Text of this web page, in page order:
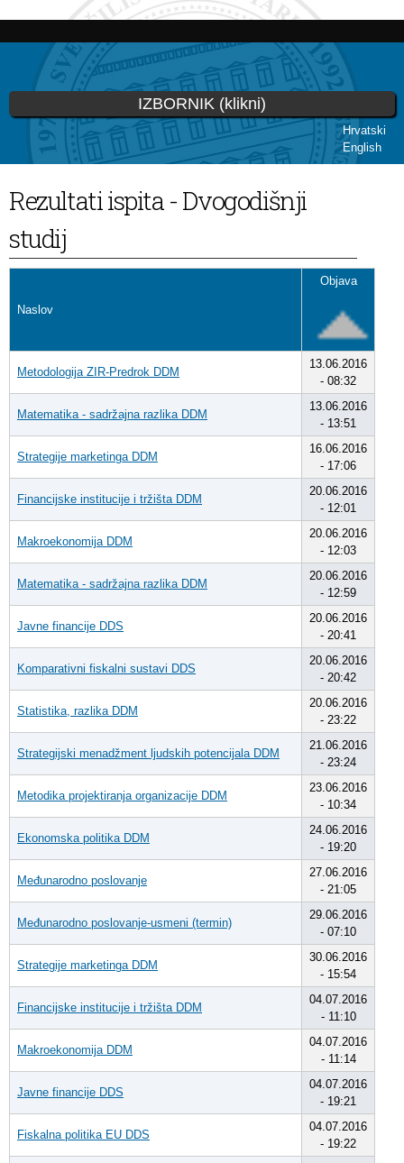
Skoči
glavni
sadržaj
Hrvatski
English
IZBORNIK (klikni)
Vi ste ovdje
Rezultati ispita - Dvogodišnji
studij
Naslov
Objava
Metodologija ZIR-Predrok DDM
13.06.2016
- 08:32
Matematika - sadržajna razlika DDM
13.06.2016
- 13:51
Strategije marketinga DDM
16.06.2016
- 17:06
Financijske institucije i tržišta DDM
20.06.2016
- 12:01
Makroekonomija DDM
20.06.2016
- 12:03
Matematika - sadržajna razlika DDM
20.06.2016
- 12:59
Javne financije DDS
20.06.2016
- 20:41
Komparativni fiskalni sustavi DDS
20.06.2016
- 20:42
Statistika, razlika DDM
20.06.2016
- 23:22
Strategijski menadžment ljudskih potencijala DDM
21.06.2016
- 23:24
Metodika projektiranja organizacije DDM
23.06.2016
- 10:34
Ekonomska politika DDM
24.06.2016
- 19:20
Međunarodno poslovanje
27.06.2016
- 21:05
Međunarodno poslovanje-usmeni (termin)
29.06.2016
- 07:10
Strategije marketinga DDM
30.06.2016
- 15:54
Financijske institucije i tržišta DDM
04.07.2016
- 11:10
Makroekonomija DDM
04.07.2016
- 11:14
Javne financije DDS
04.07.2016
- 19:21
Fiskalna politika EU DDS
04.07.2016
- 19:22